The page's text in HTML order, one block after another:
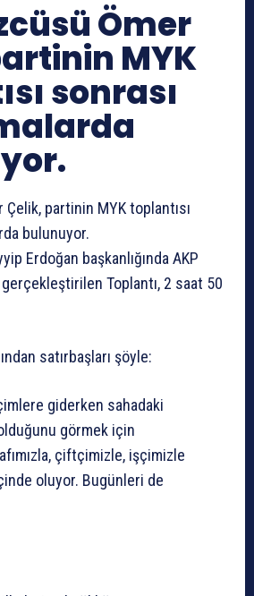
Ömer
MYK
sonrası
partinin MYK toplantısı
bulunuyor.
Erdoğan başkanlığında AKP
Toplantı, 2 saat 50
satırbaşları şöyle:
giderken sahadaki
görmek için
çiftçimizle, işçimizle
oluyor. Bugünleri de